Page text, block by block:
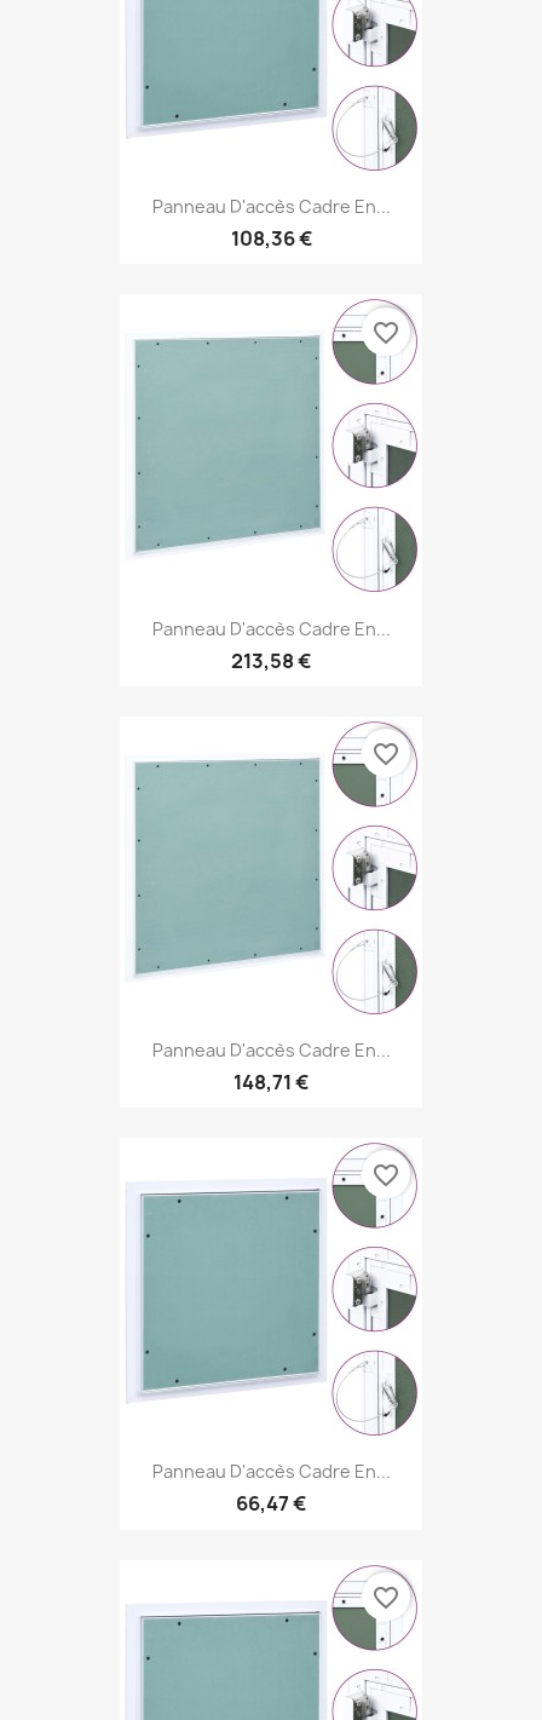
Panneau D'accès Cadre En...
108,36 €
Panneau D'accès Cadre En...
213,58 €
favorite_border
Panneau D'accès Cadre En...
148,71 €
favorite_border
Panneau D'accès Cadre En...
66,47 €
favorite_border
favorite_border